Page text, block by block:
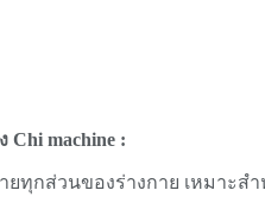
machine :
ยทุกส่วนของร่างกาย เหมาะส